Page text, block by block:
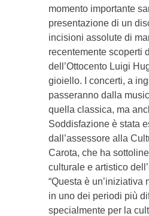
momento importante
presentazione di un
incisioni assolute di
recentemente scoperti
dell’Ottocento Luigi
gioiello. I concerti, a
passeranno dalla
quella classica, ma
Soddisfazione è stata
dall’assessore alla
Carota, che ha
culturale e artistico
“Questa è un’iniziativa
in uno dei periodi più
specialmente per la